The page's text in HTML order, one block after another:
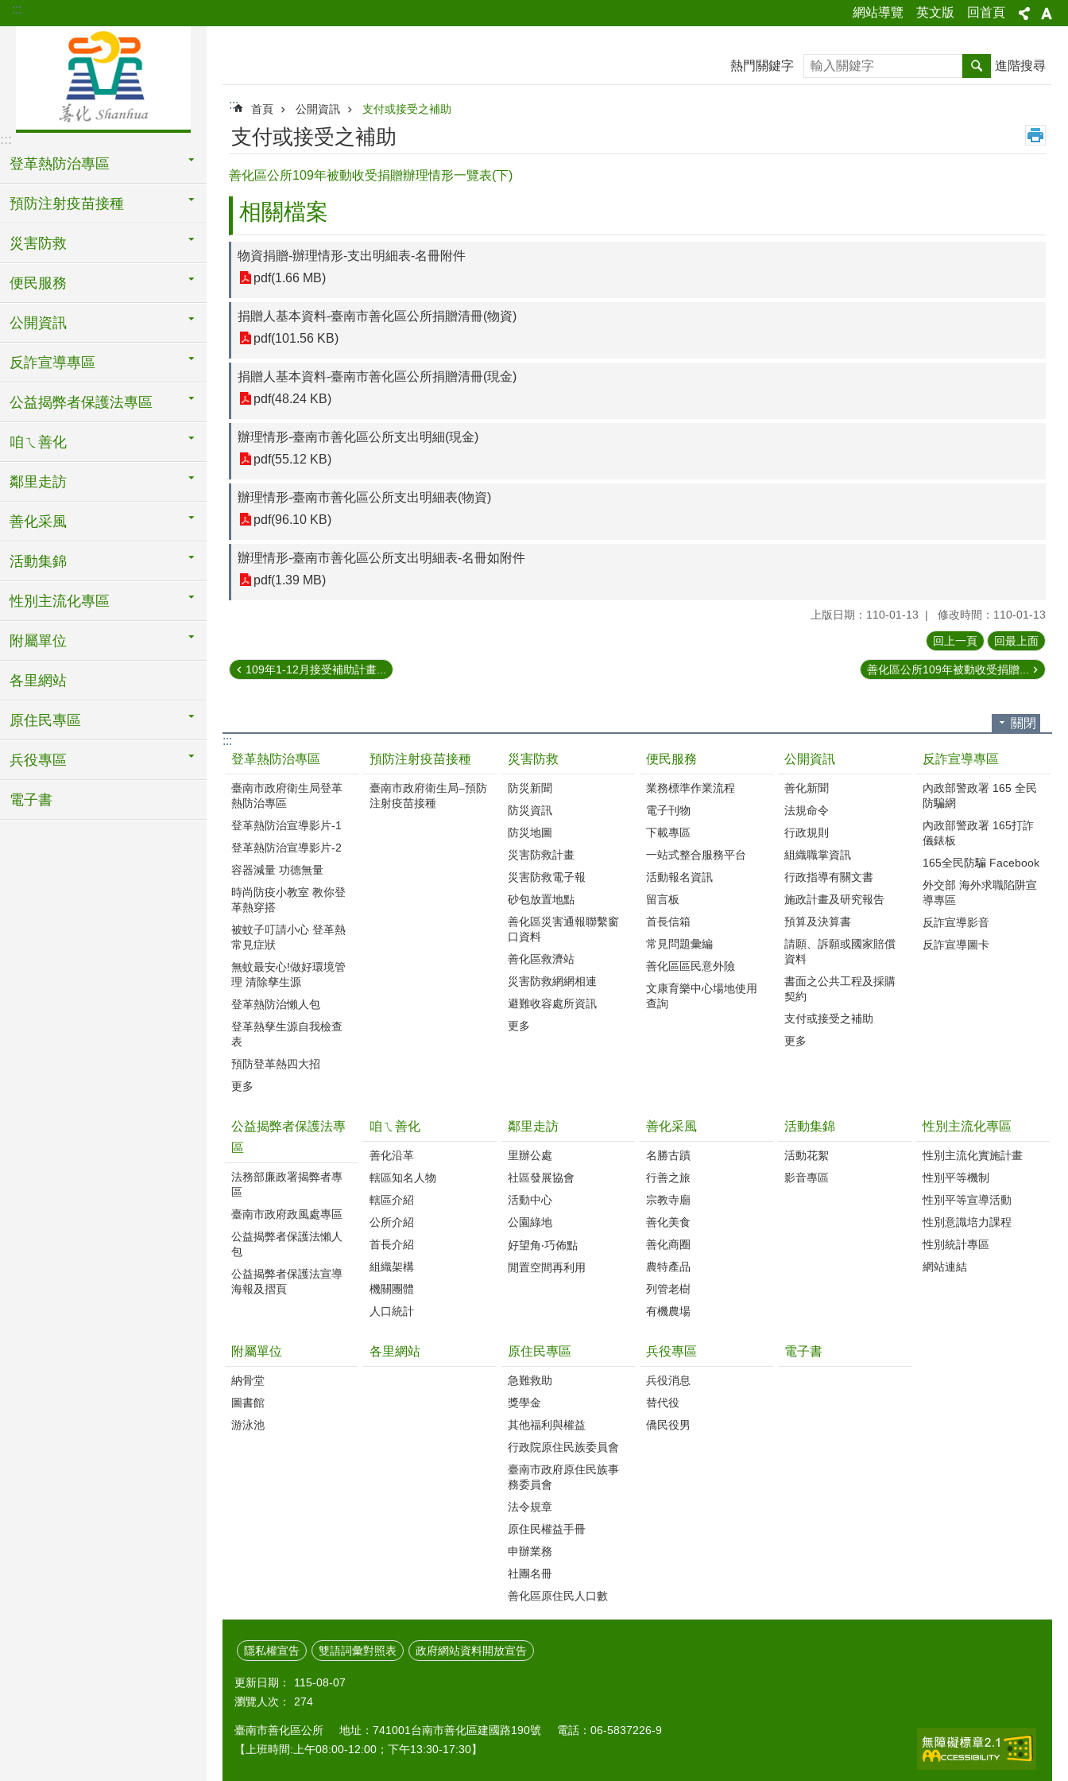
跳到主要內容區塊
::: 網站導覽 英文版 回首頁
:::
登革熱防治專區
預防注射疫苗接種
災害防救
便民服務
公開資訊
反詐宣導專區
公益揭弊者保護法專區
咱ㄟ善化
鄰里走訪
善化采風
活動集錦
性別主流化專區
附屬單位
各里網站
原住民專區
兵役專區
電子書
熱門關鍵字 搜尋 進階搜尋
::: 首頁 公開資訊 支付或接受之補助
支付或接受之補助
善化區公所109年被動收受捐贈辦理情形一覽表(下)
相關檔案
物資捐贈-辦理情形-支出明細表-名冊附件
pdf(1.66 MB)
捐贈人基本資料-臺南市善化區公所捐贈清冊(物資)
pdf(101.56 KB)
捐贈人基本資料-臺南市善化區公所捐贈清冊(現金)
pdf(48.24 KB)
辦理情形-臺南市善化區公所支出明細(現金)
pdf(55.12 KB)
辦理情形-臺南市善化區公所支出明細表(物資)
pdf(96.10 KB)
辦理情形-臺南市善化區公所支出明細表-名冊如附件
pdf(1.39 MB)
上版日期：110-01-13 修改時間：110-01-13
回上一頁 回最上面
109年1-12月接受補助計畫... 善化區公所109年被動收受捐贈...
關閉
:::
登革熱防治專區
臺南市政府衛生局登革
熱防治專區
登革熱防治宣導影片-1
登革熱防治宣導影片-2
容器減量 功德無量
時尚防疫小教室 教你登
革熱穿搭
被蚊子叮請小心 登革熱
常見症狀
無蚊最安心!做好環境管
理 清除孳生源
登革熱防治懶人包
登革熱孳生源自我檢查
表
預防登革熱四大招
更多
預防注射疫苗接種
臺南市政府衛生局–預防
注射疫苗接種
災害防救
防災新聞
防災資訊
防災地圖
災害防救計畫
災害防救電子報
砂包放置地點
善化區災害通報聯繫窗
口資料
善化區救濟站
災害防救網網相連
避難收容處所資訊
更多
便民服務
業務標準作業流程‭
電子刊物
下載專區
一站式整合服務平台
活動報名資訊
留言板
首長信箱
常見問題彙編
善化區區民意外險
文康育樂中心場地使用
查詢
公開資訊
善化新聞
法規命令
行政規則
組織職掌資訊
行政指導有關文書
施政計畫及研究報告
預算及決算書
請願、訴願或國家賠償
資料
書面之公共工程及採購
契約
支付或接受之補助
更多
反詐宣導專區
內政部警政署 165 全民
防騙網
內政部警政署 165打詐
儀錶板
165全民防騙 Facebook
外交部 海外求職陷阱宣
導專區
反詐宣導影音
反詐宣導圖卡
公益揭弊者保護法專
區
法務部廉政署揭弊者專
區
臺南市政府政風處專區
公益揭弊者保護法懶人
包
公益揭弊者保護法宣導
海報及摺頁
咱ㄟ善化
善化沿革‭
轄區知名人物‭
轄區介紹
公所介紹
首長介紹
組織架構
機關團體
人口統計
鄰里走訪
里辦公處‭ ‭
社區發展協會‭
活動中心
公園綠地
好望角‧巧佈點
閒置空間再利用
善化采風
名勝古蹟
行善之旅
宗教寺廟
善化美食
善化商圈
農特產品
列管老樹
有機農場
活動集錦
活動花絮
影音專區
性別主流化專區
性別主流化實施計畫
性別平等機制
性別平等宣導活動
性別意識培力課程
性別統計專區
網站連結
附屬單位
納骨堂
圖書館
游泳池
各里網站 原住民專區
急難救助
獎學金
其他福利與權益
行政院原住民族委員會
臺南市政府原住民族事
務委員會
法令規章
原住民權益手冊
申辦業務
社團名冊
善化區原住民人口數
兵役專區
兵役消息
替代役
僑民役男
電子書
隱私權宣告 雙語詞彙對照表 政府網站資料開放宣告
更新日期：
115-08-07
瀏覽人次：
274
臺南市善化區公所 地址：741001台南市善化區建國路190號 電話：06-5837226-9
【上班時間:上午08:00-12:00；下午13:30-17:30】